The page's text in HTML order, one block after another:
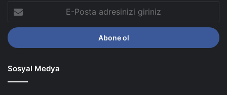
Posta
adresinizi
giriniz
Sosyal Medya